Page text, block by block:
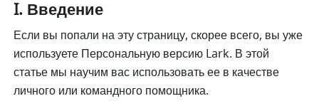
I. Введение
Если вы попали на эту страницу, скорее всего, вы уже
используете Персональную версию Lark. В этой
статье мы научим вас использовать ее в качестве
личного или командного помощника.